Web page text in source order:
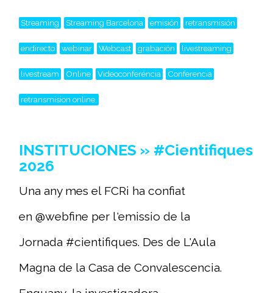
Streaming Streaming Barcelona emisión retransmisión
endirecto webinar Webcast grabación livestreaming
livestream Online Videoconferéncia Conferencia
retransmision online,
INSTITUCIONES » #Cientifiques
2026
Una any mes el FCRi ha confiat
en @webfine per l'emissio de la
Jornada #cientifiques. Des de L'Aula
Magna de la Casa de Convalescencia.